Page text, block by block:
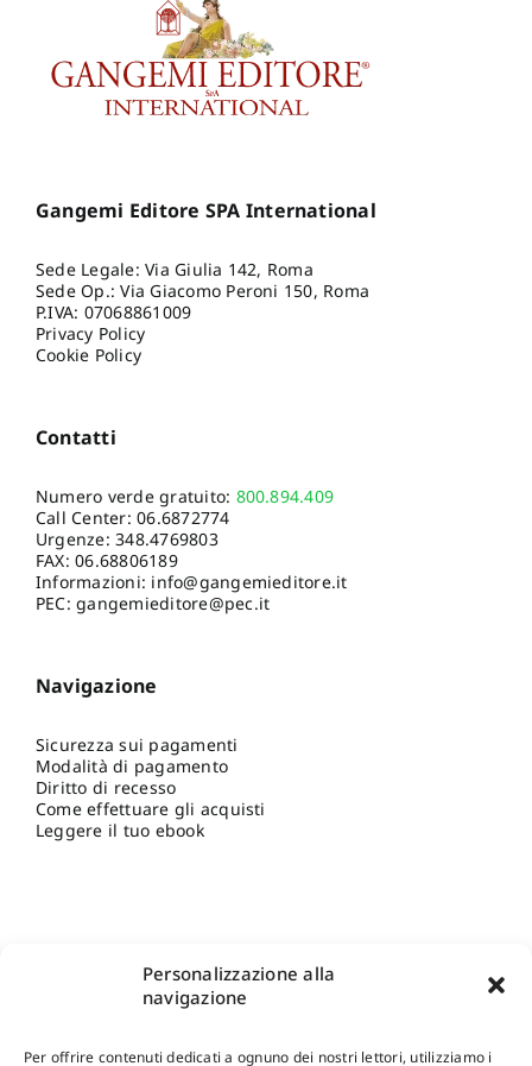
Personalizzazione alla
navigazione
Per offrire contenuti dedicati a ognuno dei nostri lettori, utilizziamo i
Gangemi Editore SPA International
Sede Legale: Via Giulia 142, Roma
Sede Op.: Via Giacomo Peroni 150, Roma
P.IVA: 07068861009
Privacy Policy
Cookie Policy
Contatti
Numero verde gratuito: 800.894.409
Call Center:06.6872774
Urgenze:348.4769803
FAX: 06.68806189
Informazioni: info@gangemieditore.it
PEC: gangemieditore@pec.it
Navigazione
Sicurezza sui pagamenti
Modalità di pagamento
Diritto di recesso
Come effettuare gli acquisti
Leggere il tuo ebook